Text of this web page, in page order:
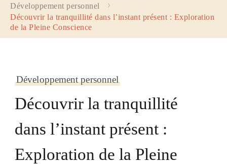
Développement personnel
Découvrir la tranquillité dans l’instant présent : Exploration
de la Pleine Conscience
Développement personnel
Découvrir la tranquillité
dans l’instant présent :
Exploration de la Pleine